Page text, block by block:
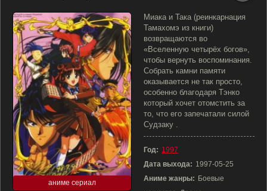
аниме сериал
Миака и Така (реинкарнация
Тамахомэ из книги)
возвращаются во
«Вселенную четырёх богов»,
чтобы вернуть воспоминания.
Собрать камни памяти
оказывается не так просто,
особенно благодаря Тэнко
который хочет отомстить за
то, что его запечатали силой
Судзаку .
Год: 1997
Дата выхода: 1997-05-25
Аниме жанры: Боевые